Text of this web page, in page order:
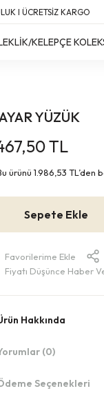
Kargo!
Kargo! #2
Kargo! #3
KELEPÇE
YÜZÜK
TL
ürünü 1.986,53
Sepete Ekle
Fiyatı Düşünce Haber
Hakkında
(0)
Seçenekleri